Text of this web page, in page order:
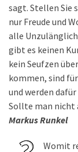
sagt. Stellen Sie
nur Freude und
alle
gibt es keinen
kein Seufzen
kommen, sind
und werden
Sollte man nicht
Markus Runkel
Womit